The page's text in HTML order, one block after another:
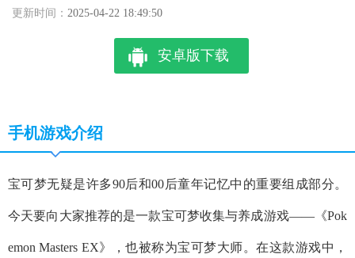
更新时间： 2025-04-22 18:49:50
安卓版下载
手机游戏介绍
宝可梦无疑是许多90后和00后童年记忆中的重要组成部分。
今天要向大家推荐的是一款宝可梦收集与养成游戏——《Pok
emon Masters EX》，也被称为宝可梦大师。在这款游戏中，